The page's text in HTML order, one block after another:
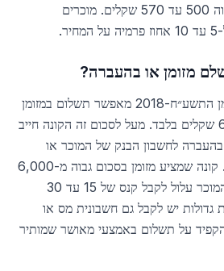
ליטר) מכיל כ-19 ק״ג ושווה 500 עד 570 שקלים. מוכרים
מזומן או בהעברה?
חוק הגבלת השימוש במזומן התשע״ח-2018 מאפשר תשלום במזומן
לעסקת פרטית עד 6,000 שקלים בלבד. מעל לסכום זה הקונה חייב
לחשבון הבנק של המוכר או
באמצעות תשלום מאושר. קונה שמציע מזומן בסכום גבוה מ-6,000
שקלים פועל שלא כדין, והמוכר עלול לקבל קנס של 15 עד 30
גדולות יש לקבל גם חשבונית מס או
על תשלום באמצעי מאושר שמותיר